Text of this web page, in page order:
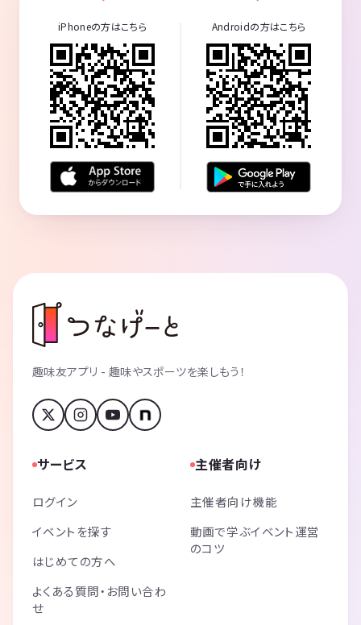
iPhoneの方はこちら Androidの方はこちら
趣味友アプリ - 趣味やスポーツを楽しもう！
サービス
ログイン
イベントを探す
はじめての方へ
よくある質問・お問い合わ
せ
主催者向け
主催者向け機能
動画で学ぶイベント運営
のコツ